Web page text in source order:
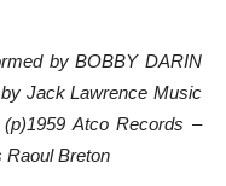
by BOBBY DARIN
Jack Lawrence Music
Atco Records –
Breton